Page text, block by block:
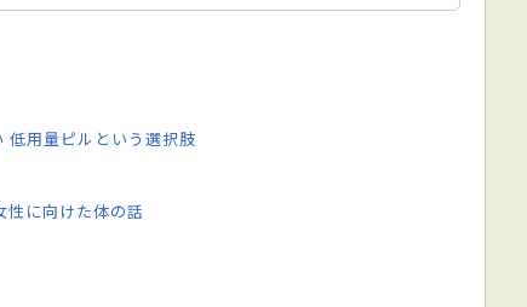
用量ピルという選択肢
性に向けた体の話